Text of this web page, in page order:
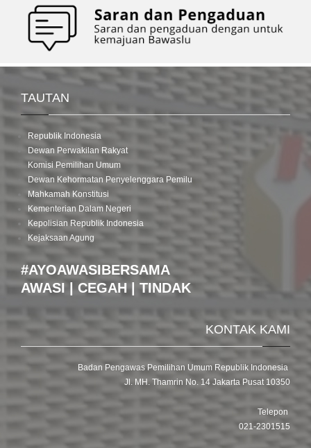
TAUTAN
Republik Indonesia
Dewan Perwakilan Rakyat
Komisi Pemilihan Umum
Dewan Kehormatan Penyelenggara Pemilu
Mahkamah Konstitusi
Kementerian Dalam Negeri
Kepolisian Republik Indonesia
Kejaksaan Agung
#AYOAWASIBERSAMA
AWASI | CEGAH | TINDAK
KONTAK KAMI
Badan Pengawas Pemilihan Umum Republik Indonesia
Jl. MH. Thamrin No. 14 Jakarta Pusat 10350
Telepon
021-2301515